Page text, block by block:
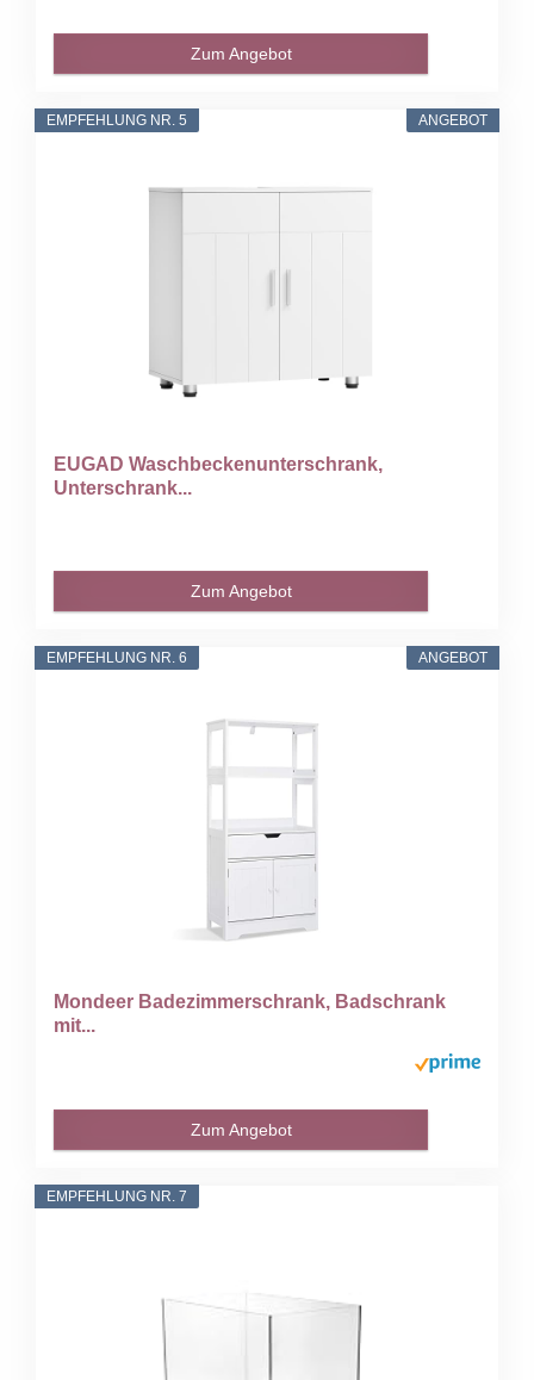
Zum Angebot
ANGEBOT
EMPFEHLUNG NR. 5
EUGAD Waschbeckenunterschrank,
Unterschrank...
Zum Angebot
ANGEBOT
EMPFEHLUNG NR. 6
Mondeer Badezimmerschrank, Badschrank
mit...
Zum Angebot
EMPFEHLUNG NR. 7